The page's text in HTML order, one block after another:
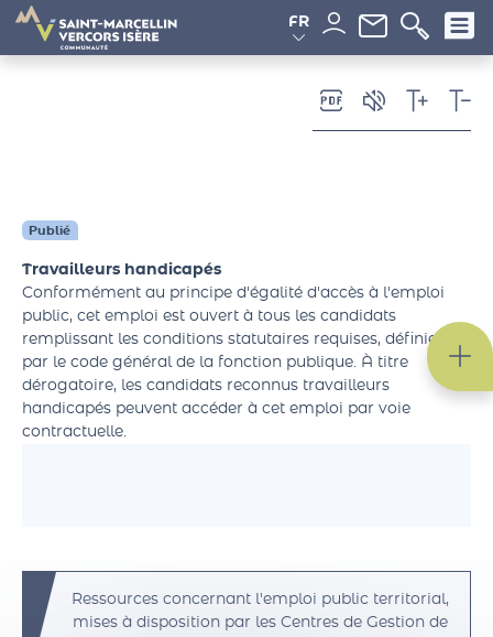
FR
Publié
Travailleurs handicapés
Conformément au principe d'égalité d'accès à l'emploi
public, cet emploi est ouvert à tous les candidats
remplissant les conditions statutaires requises, définies
par le code général de la fonction publique. À titre
dérogatoire, les candidats reconnus travailleurs
handicapés peuvent accéder à cet emploi par voie
contractuelle.
Ressources concernant l'emploi public territorial,
mises à disposition par les Centres de Gestion de
Panneau de gestion des cookies